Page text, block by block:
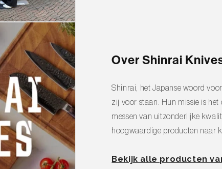
Over Shinrai
Shinrai, het Japanse woord
zij voor staan. Hun missie is
messen van uitzonderlijke
hoogwaardige producten naar
Bekijk alle producten